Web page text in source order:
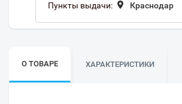
Пункты выдачи: Краснодар
О ТОВАРЕ ХАРАКТЕРИСТИКИ